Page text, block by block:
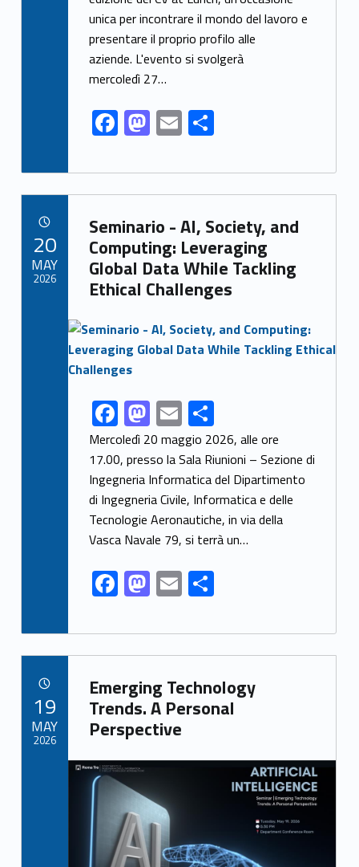
o
o
k
o
n
unica per incontrare il mondo del lavoro e
presentare il proprio profilo alle
aziende. L'evento si svolgerà
mercoledì 27…
F
ac
e
b
o
o
k
M
as
to
d
o
n
E
m
ai
l
S
ar
e
Link identifier archive #link-archive-51688
Seminario - AI, Society, and
Computing: Leveraging
Global Data While Tackling
Ethical Challenges
Link identifier archive #link-archive-thumb-soap-62874
Link identifier share facebook archive #share-link-archive-82971F
ac
e
b
o
o
k
M
as
to
d
o
n
E
m
ai
l
S
h
ar
e
Mercoledì 20 maggio 2026, alle ore
17.00, presso la Sala Riunioni – Sezione di
Ingegneria Informatica del Dipartimento
di Ingegneria Civile, Informatica e delle
Tecnologie Aeronautiche, in via della
Vasca Navale 79, si terrà un…
F
ac
e
b
o
o
k
M
as
to
d
o
n
E
m
ai
l
S
ar
e
20
MAY
2026
Link identifier archive #link-archive-29517
Emerging Technology
Trends. A Personal
Perspective
Link identifier archive #link-archive-thumb-soap-77956
19
MAY
2026